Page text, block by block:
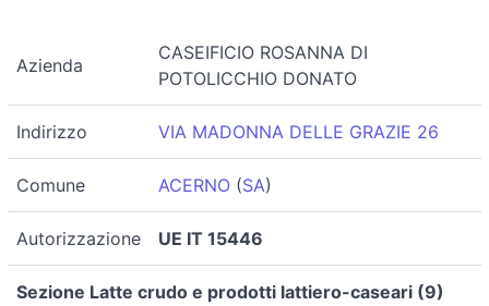
Azienda
CASEIFICIO ROSANNA DI
POTOLICCHIO DONATO
Indirizzo VIA MADONNA DELLE GRAZIE 26
Comune ACERNO (SA)
Autorizzazione UE IT 15446
Sezione Latte crudo e prodotti lattiero-caseari (9)